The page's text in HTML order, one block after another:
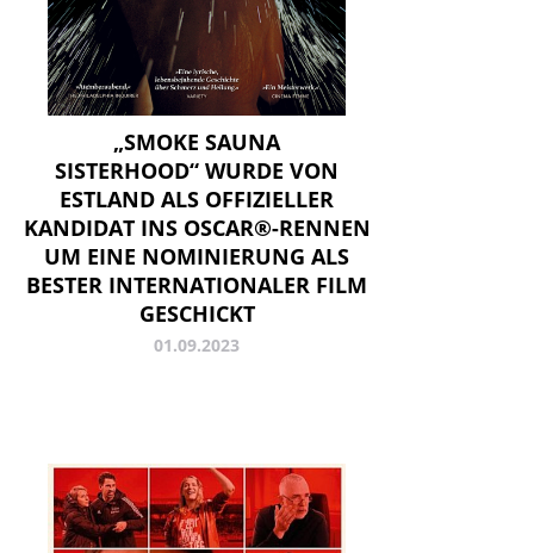
„SMOKE SAUNA
SISTERHOOD“ WURDE VON
ESTLAND ALS OFFIZIELLER
KANDIDAT INS OSCAR®-RENNEN
UM EINE NOMINIERUNG ALS
BESTER INTERNATIONALER FILM
GESCHICKT
01.09.2023